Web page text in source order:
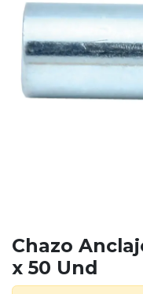
Chazo
x 50 Und